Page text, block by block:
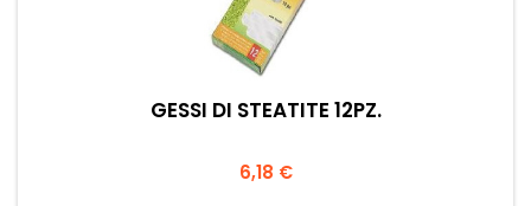
GESSI DI STEATITE 12PZ.
Prezzo
6,18 €